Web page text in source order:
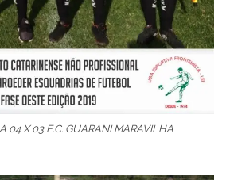
04 X 03 E.C. GUARANI MARAVILHA